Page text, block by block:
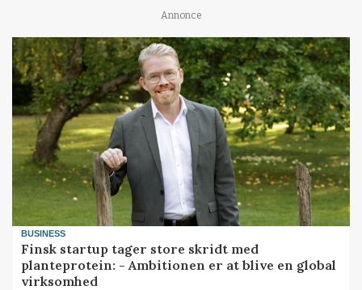
Annonce
BUSINESS
Finsk startup tager store skridt med
planteprotein: - Ambitionen er at blive en global
virksomhed